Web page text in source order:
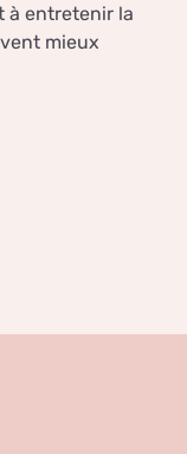
à entretenir la
mieux